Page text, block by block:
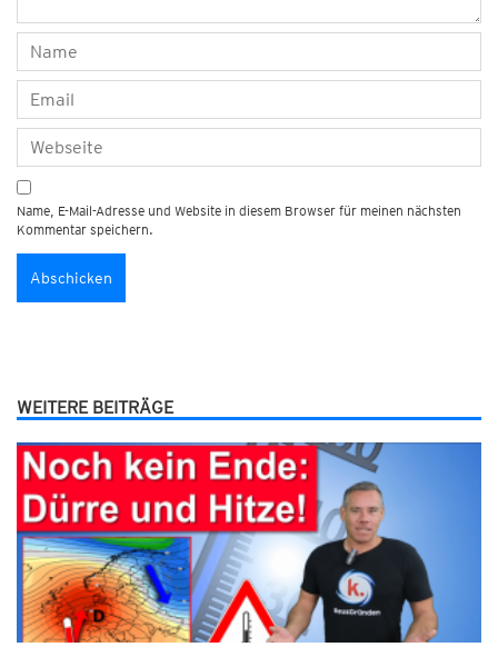
Name, E-Mail-Adresse und Website in diesem Browser für meinen nächsten
Kommentar speichern.
WEITERE BEITRÄGE